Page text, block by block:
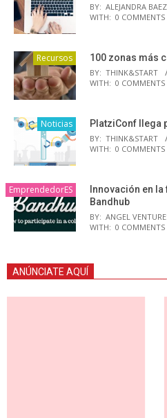
BY: ALEJANDRA BAEZ
WITH: 0 COMMENTS
Recursos 100 zonas más
BY: THINK&START
WITH: 0 COMMENTS
Noticias PlatziConf llega
BY: THINK&START
WITH: 0 COMMENTS
EmprendedorES
Innovación en
Bandhub
BY: ANGEL
WITH: 0 COMMENTS
ANÚNCIATE AQUÍ